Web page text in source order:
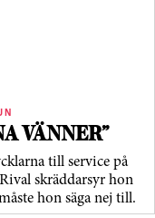
VÄNNER”
till service på
skräddarsyr hon
hon säga nej till.